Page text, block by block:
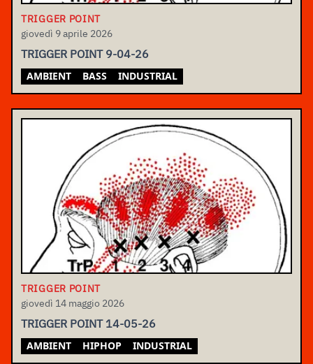
TRIGGER POINT
giovedì 9 aprile 2026
TRIGGER POINT 9-04-26
AMBIENT BASS INDUSTRIAL
TRIGGER POINT
giovedì 14 maggio 2026
TRIGGER POINT 14-05-26
AMBIENT HIPHOP INDUSTRIAL